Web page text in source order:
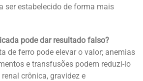
ser estabelecido de forma mais
pode dar resultado falso?
de ferro pode elevar o valor; anemias
e transfusões podem reduzi-lo
crônica, gravidez e